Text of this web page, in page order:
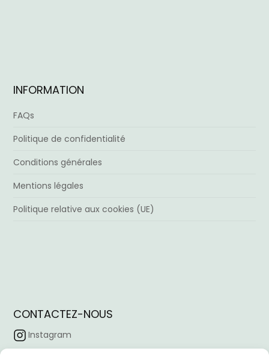
INFORMATION
FAQs
Politique de confidentialité
Conditions générales
Mentions légales
Politique relative aux cookies (UE)
CONTACTEZ-NOUS
Instagram